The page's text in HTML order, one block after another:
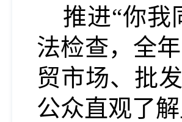
推进“你我
法检查，全
贸市场、批
公众直观了